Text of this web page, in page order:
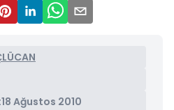
18 Ağustos 2010